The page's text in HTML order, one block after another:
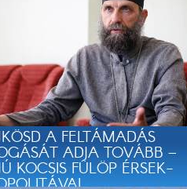
A FELTÁMADÁS
ADJA TOVÁBB –
KOCSIS FÜLÖP ÉRSEK-